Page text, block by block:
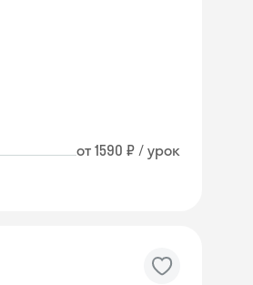
от 1590 ₽ / урок